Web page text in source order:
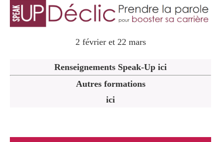
2 février et 22 mars
Renseignements Speak-Up ici
Autres formations
ici